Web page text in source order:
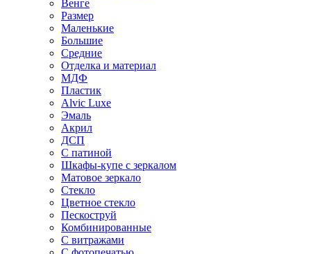
Венге
Размер
Маленькие
Большие
Средние
Отделка и материал
МДФ
Пластик
Alvic Luxe
Эмаль
Акрил
ДСП
С патиной
Шкафы-купе с зеркалом
Матовое зеркало
Стекло
Цветное стекло
Пескоструй
Комбинированные
С витражами